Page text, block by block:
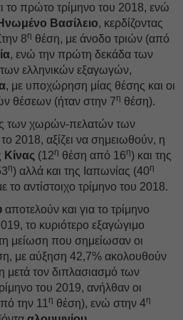
το πρώτο τρίμηνο του 2018, ενώ
Βασίλειο, κερδίζοντας
8η θέση, με άνοδο τριών (από
, ενώ την πρώτη δεκάδα των
ελληνικών εξαγωγών,
, με υποχώρηση μίας θέσης και οι
θέσεων (ήταν στην 7η θέση).
των χωρών-πελατών των
2018, αξίζει να σημειωθούν, η
Κίνας (12η θέση από 16η) και της
η) αλλά και της Ιαπωνίας (40η
το αντίστοιχο τρίμηνο του 2018.
αποτελούν και για το τρίμηνο
το κυριότερο εξαγώγιμο
μείωση που σημείωσαν οι
με αύξηση 42,7% ακολουθούν
μετά τον διπλασιασμό των
του 2019, ανήλθαν οι
την 11 η θέση), ενώ στην 4η